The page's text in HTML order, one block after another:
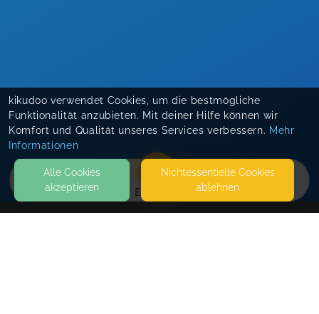
EVENTS
kikudoo verwendet Cookies, um die bestmögliche
Funktionalität anzubieten. Mit deiner Hilfe können wir
Komfort und Qualität unseres Services verbessern. Mehr
Informationen
Alle Cookies
akzeptieren
Nicht­essentielle Cookies
ablehnen